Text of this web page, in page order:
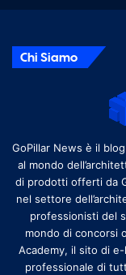
Chi Siamo
GoPillar News è il
al mondo
di prodotti offerti da
nel settore
professionisti del
mondo di concorsi
Academy, il sito di
professionale di